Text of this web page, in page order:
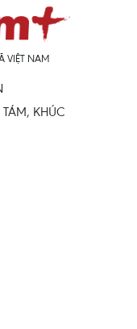
VIỆT NAM
KHÚC